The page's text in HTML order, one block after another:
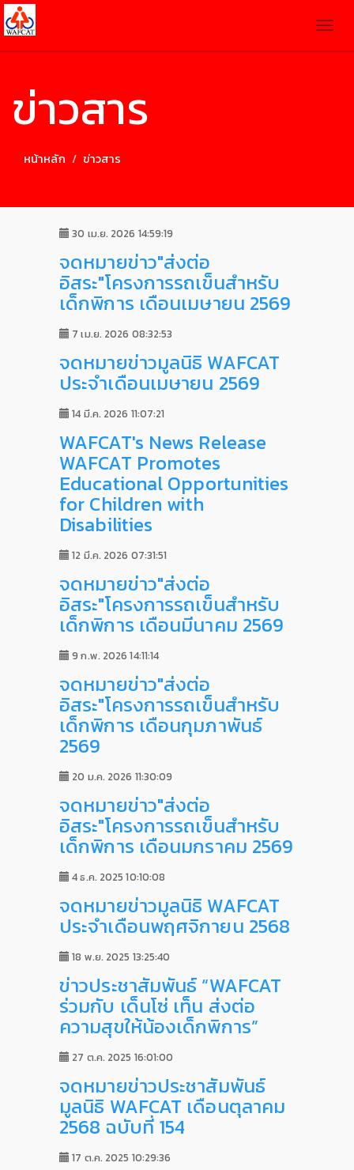
ข่าวสาร
หน้าหลัก ข่าวสาร
30 เม.ย. 2026 14:59:19
จดหมายข่าว"ส่งต่อ
อิสระ"โครงการรถเข็นสำหรับ
เด็กพิการ เดือนเมษายน 2569
7 เม.ย. 2026 08:32:53
จดหมายข่าวมูลนิธิ WAFCAT
ประจำเดือนเมษายน 2569
14 มี.ค. 2026 11:07:21
WAFCAT's News Release
WAFCAT Promotes
Educational Opportunities
for Children with
Disabilities
12 มี.ค. 2026 07:31:51
จดหมายข่าว"ส่งต่อ
อิสระ"โครงการรถเข็นสำหรับ
เด็กพิการ เดือนมีนาคม 2569
9 ก.พ. 2026 14:11:14
จดหมายข่าว"ส่งต่อ
อิสระ"โครงการรถเข็นสำหรับ
เด็กพิการ เดือนกุมภาพันธ์
2569
20 ม.ค. 2026 11:30:09
จดหมายข่าว"ส่งต่อ
อิสระ"โครงการรถเข็นสำหรับ
เด็กพิการ เดือนมกราคม 2569
4 ธ.ค. 2025 10:10:08
จดหมายข่าวมูลนิธิ WAFCAT
ประจำเดือนพฤศจิกายน 2568
18 พ.ย. 2025 13:25:40
ข่าวประชาสัมพันธ์ “WAFCAT
ร่วมกับ เด็นโซ่ เท็น ส่งต่อ
ความสุขให้น้องเด็กพิการ”
27 ต.ค. 2025 16:01:00
จดหมายข่าวประชาสัมพันธ์
มูลนิธิ WAFCAT เดือนตุลาคม
2568 ฉบับที่ 154
17 ต.ค. 2025 10:29:36